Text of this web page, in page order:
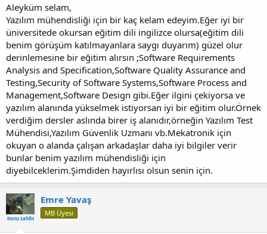
Aleyküm selam,
Yazılım mühendisliği için bir kaç kelam edeyim.Eğer iyi bir
üniversitede okursan eğitim dili ingilizce olursa(eğitim dili
benim görüşüm katılmayanlara saygı duyarım) güzel olur
derinlemesine bir eğitim alırsın ;Software Requirements
Analysis and Specification,Software Quality Assurance and
Testing,Security of Software Systems,Software Process and
Management,Software Design gibi.Eğer ilgini çekiyorsa ve
yazılım alanında yükselmek istiyorsan iyi bir eğitim olur.Örnek
verdiğim dersler aslında birer iş alanıdır,örneğin Yazılım Test
Mühendisi,Yazılım Güvenlik Uzmanı vb.Mekatronik için
okuyan o alanda çalışan arkadaşlar daha iyi bilgiler verir
bunlar benim yazılım mühendisliği için
diyebilceklerim.Şimdiden hayırlısı olsun senin için.
Konu sahibi
Emre Yavaş
MB Üyesi